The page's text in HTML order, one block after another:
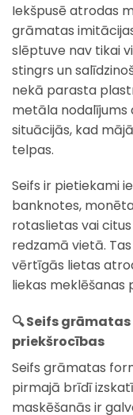
Iekšpusē atrodas
grāmatas
slēptuve nav tikai
stingrs un
nekā parasta
metāla nodalījums
situācijās, kad
telpas.
Seifs ir pietiekami
banknotes,
rotaslietas vai
redzamā vietā.
vērtīgās lietas
liekas meklēšanas
🔍 Seifs
priekšrocības
Seifs grāmatas
pirmajā brīdī
maskēšanās ir